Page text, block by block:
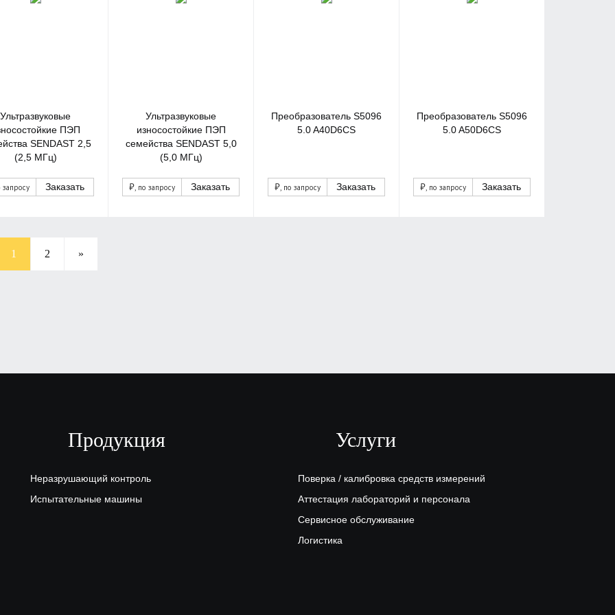
Ультразвуковые
ПЭП
SENDAST 2,5
(2,5 МГц)
запросу Заказать
Ультразвуковые
износостойкие ПЭП
семейства SENDAST 5,0
(5,0 МГц)
₽, по запросу Заказать
Преобразователь S5096
5.0 A40D6CS
₽, по запросу Заказать
Преобразователь S5096
5.0 A50D6CS
₽, по запросу Заказать
1 2 »
Продукция
Неразрушающий контроль
Испытательные машины
Услуги
Поверка / калибровка средств измерений
Аттестация лабораторий и персонала
Сервисное обслуживание
Логистика